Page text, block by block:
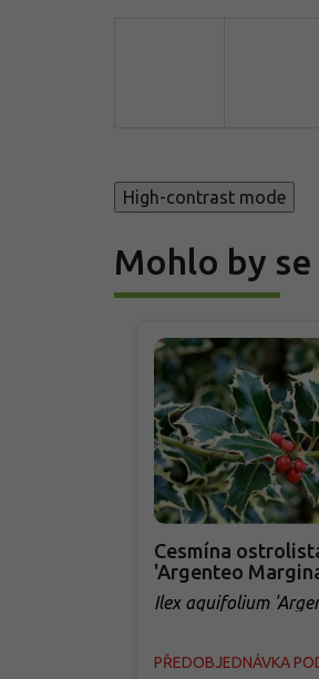
High-contrast mode
Mohlo by
Cesmína
'Argenteo
Ilex aquifolium
PŘEDOBJEDNÁVKA